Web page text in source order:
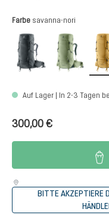
Farbeauswählen
savanna-nori
graphite grove-
Auf Lager | In 2-3 Tagen
300,00 €
BITTE AKZEPTIERE